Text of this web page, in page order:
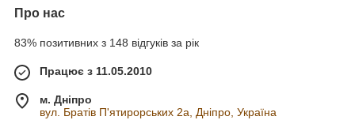
Про нас
83% позитивних з 148 відгуків за рік
Працює з 11.05.2010
м. Дніпро
вул. Братів П'ятирорських 2а, Дніпро, Україна